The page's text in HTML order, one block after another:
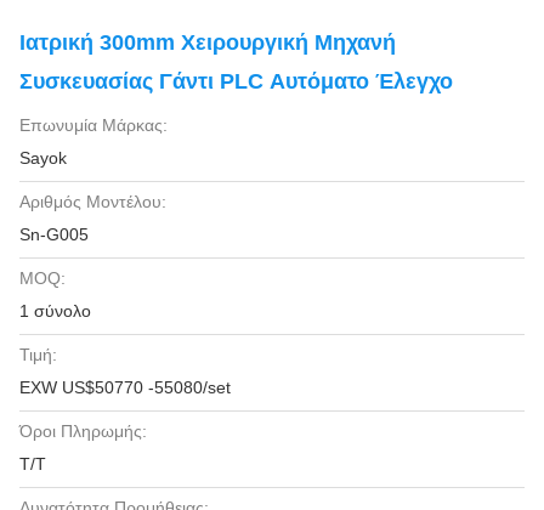
Ιατρική 300mm Χειρουργική Μηχανή
Συσκευασίας Γάντι PLC Αυτόματο Έλεγχο
Επωνυμία Μάρκας:
Sayok
Αριθμός Μοντέλου:
Sn-G005
MOQ:
1 σύνολο
Τιμή:
EXW US$50770 -55080/set
Όροι Πληρωμής:
Τ/Τ